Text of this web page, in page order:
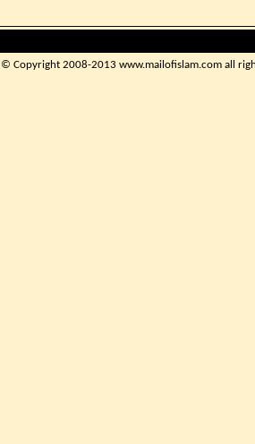
© Copyright 2008-2013 www.mailofislam.com all